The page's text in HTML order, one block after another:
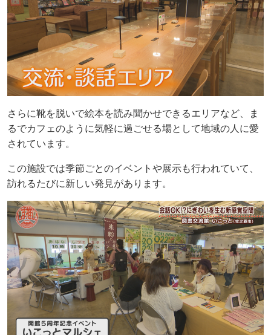
さらに靴を脱いで絵本を読み聞かせできるエリアなど、ま
るでカフェのように気軽に過ごせる場として地域の人に愛
されています。
この施設では季節ごとのイベントや展示も行われていて、
訪れるたびに新しい発見があります。